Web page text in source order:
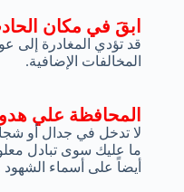
ابقَ في مكان
قد تؤدي المغادرة إلى
المخالفات الإضافية.
المحافظة علي
لا تدخل في جدال أو
ما عليك سوى تبادل
أيضاً على أسماء